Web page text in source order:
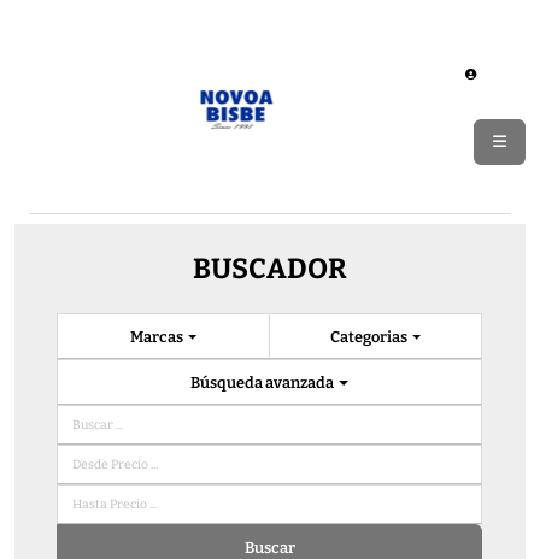
BUSCADOR
Categorias
Marcas
Búsqueda avanzada
Buscar